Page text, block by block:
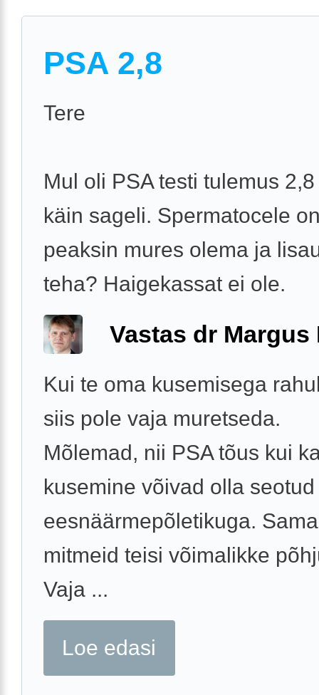
PSA 2,8
Tere
Mul oli PSA testi tulemus
käin sageli. Spermatocele
peaksin mures olema ja
teha? Haigekassat ei ole.
Vastas dr Margus
Kui te oma kusemisega
siis pole vaja muretseda.
Mõlemad, nii PSA tõus kui
kusemine võivad olla seotud
eesnäärmepõletikuga.
mitmeid teisi võimalikke
Vaja ...
Loe edasi